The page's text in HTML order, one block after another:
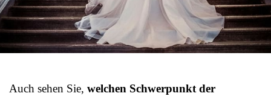
Auch sehen Sie, welchen Schwerpunkt der